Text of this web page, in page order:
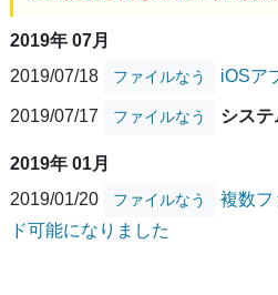
2019年 07月
2019/07/18
ファイルなう iOSア
2019/07/17 ファイルなう シス
2019年 01月
2019/01/20
ファイルなう
複数フ
ド可能になりました